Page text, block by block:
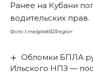
Ранее на Кубани
водительских прав.
Фото: t.me/gibdd123region
Обломки БПЛА
Ильского НПЗ —